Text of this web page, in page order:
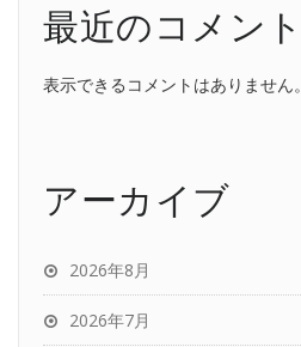
最近のコメント
表示できるコメントはありません。
アーカイブ
2026年8月
2026年7月